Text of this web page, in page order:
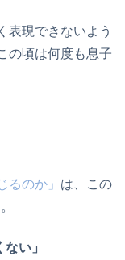
表現できないよう
の頃は何度も息子
るのか」 は、この
い」